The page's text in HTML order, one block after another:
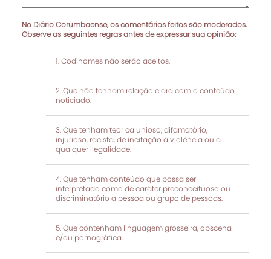
No Diário Corumbaense, os comentários feitos são moderados.
Observe as seguintes regras antes de expressar sua opinião:
Codinomes não serão aceitos.
Que não tenham relação clara com o conteúdo
noticiado.
Que tenham teor calunioso, difamatório,
injurioso, racista, de incitação à violência ou a
qualquer ilegalidade.
Que tenham conteúdo que possa ser
interpretado como de caráter preconceituoso ou
discriminatório a pessoa ou grupo de pessoas.
Que contenham linguagem grosseira, obscena
e/ou pornográfica.